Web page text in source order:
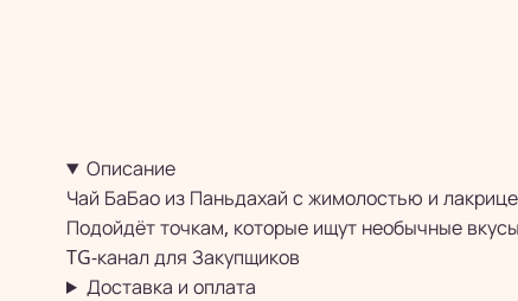
Описание
Чай БаБао из Паньдахай с жимолостью и
Подойдёт точкам, которые ищут необычные
TG-канал для Закупщиков
Доставка и оплата